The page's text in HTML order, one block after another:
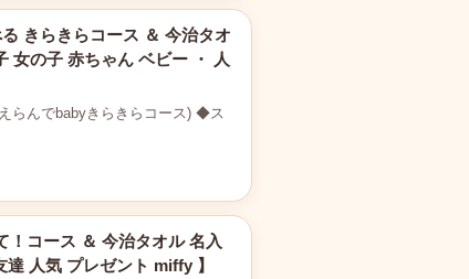
きらきらコース ＆ 今治タオ
女の子 赤ちゃん ベビー ・ 人
らんでbabyきらきらコース) ◆ス
！コース ＆ 今治タオル 名入
人気 プレゼント miffy 】